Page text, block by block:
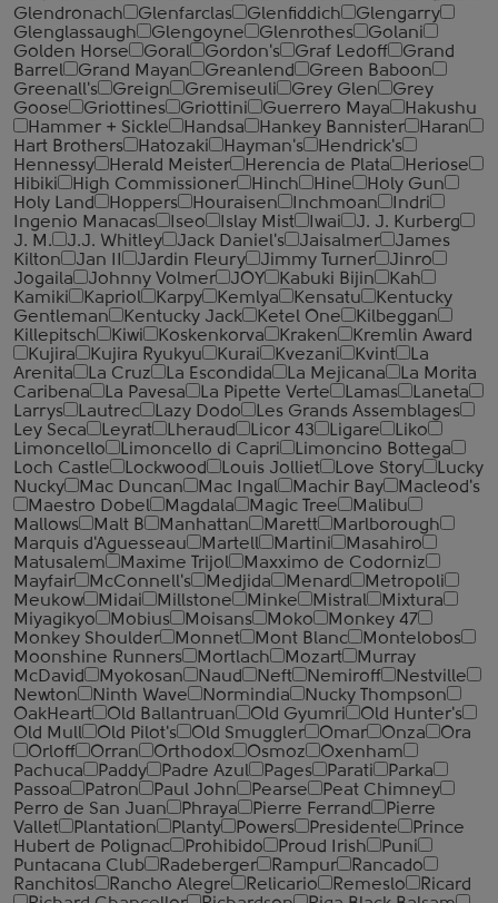
Glendronach
Glenfarclas Glenfiddich
Glengarry
Glenglassaugh
Glengoyne Glenrothes
Golani
Golden Horse
Goral Gordon's Graf Ledoff
Grand
Barrel
Grand Mayan Greanlend
Green Baboon
Greenall's
Greign Gremiseuli Grey Glen
Grey
Goose
Griottines Griottini Guerrero Maya
Hakushu
Hammer + Sickle
Handsa Hankey Bannister
Haran
Hart Brothers
Hatozaki Hayman's
Hendrick's
Hennessy
Herald Meister Herencia de Plata
Heriose
Hibiki
High Commissioner Hinch Hine
Holy Gun
Holy Land
Hoppers Houraisen Inchmoan
Indri
Ingenio Manacas
Iseo Islay Mist Iwai
J. J. Kurberg
J. M.
J.J. Whitley Jack Daniel's Jaisalmer
James
Kilton
Jan II Jardin Fleury Jimmy Turner
Jinro
Jogaila
Johnny Volmer JOY Kabuki Bijin
Kah
Kamiki
Kapriol Karpy Kemlya Kensatu
Kentucky
Gentleman
Kentucky Jack Ketel One
Kilbeggan
Killepitsch
Kiwi Koskenkorva Kraken
Kremlin Award
Kujira
Kujira Ryukyu Kurai Kvezani Kvint
La
Arenita
La Cruz La Escondida La Mejicana
La Morita
Caribena
La Pavesa La Pipette Verte Lamas
Laneta
Larrys
Lautrec Lazy Dodo
Les Grands Assemblages
Ley Seca
Leyrat Lheraud Licor 43 Ligare
Liko
Limoncello
Limoncello di Capri
Limoncino Bottega
Loch Castle
Lockwood Louis Jolliet Love Story
Lucky
Nucky
Mac Duncan Mac Ingal Machir Bay
Macleod's
Maestro Dobel
Magdala Magic Tree
Malibu
Mallows
Malt B Manhattan Marett
Marlborough
Marquis d'Aguesseau
Martell Martini
Masahiro
Matusalem
Maxime Trijol
Maxximo de Codorniz
Mayfair
McConnell's Medjida Menard
Metropoli
Meukow
Midai Millstone Minke Mistral
Mixtura
Miyagikyo
Mobius Moisans Moko
Monkey 47
Monkey Shoulder
Monnet Mont Blanc
Montelobos
Moonshine Runners
Mortlach Mozart
Murray
McDavid
Myokosan Naud Neft Nemiroff
Nestville
Newton
Ninth Wave Normindia
Nucky Thompson
OakHeart
Old Ballantruan Old Gyumri
Old Hunter's
Old Mull
Old Pilot's Old Smuggler Omar Onza
Ora
Orloff
Orran Orthodox Osmoz
Oxenham
Pachuca
Paddy Padre Azul Pages Parati
Parka
Passoa
Patron Paul John Pearse
Peat Chimney
Perro de San Juan
Phraya Pierre Ferrand
Pierre
Vallet
Plantation Planty Powers Presidente
Prince
Hubert de Polignac
Prohibido Proud Irish
Puni
Puntacana Club
Radeberger Rampur
Rancado
Ranchitos
Rancho Alegre Relicario Remeslo
Ricard